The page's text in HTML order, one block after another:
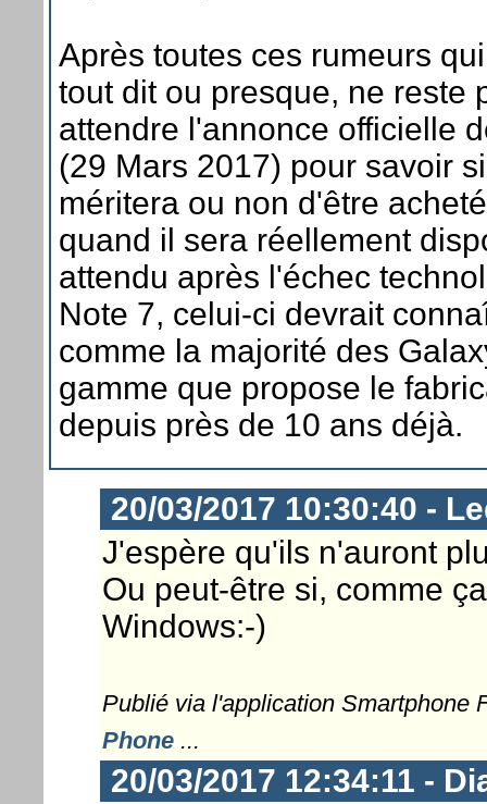
Après toutes ces rumeurs
tout dit ou presque, ne reste
attendre l'annonce officielle
(29 Mars 2017) pour savoir
méritera ou non d'être
quand il sera réellement
attendu après l'échec
Note 7, celui-ci devrait
comme la majorité des
gamme que propose le
depuis près de 10 ans déjà.
20/03/2017 10:30:40 -
J'espère qu'ils n'auront
Ou peut-être si, comme
Windows:-)
Publié via l'application Smartphone
Phone...
20/03/2017 12:34:11 -